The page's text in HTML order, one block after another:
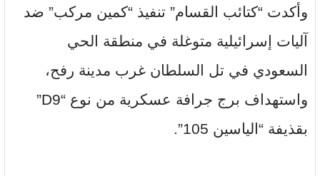
وأكدت “كتائب القسام” تنفيذ “كمين مركب” ضد
آليات إسرائيلية متوغلة في منطقة الحي
السعودي في تل السلطان غرب مدينة رفح،
واستهداف برج جرافة عسكرية من نوع “D9”
بقذيفة “الياسين 105”.